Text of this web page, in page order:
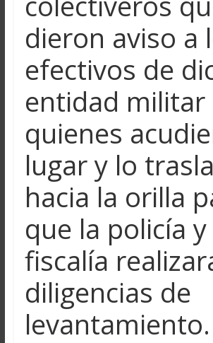
dieron aviso a
efectivos de
entidad militar
quienes
lugar y lo
hacia la orilla
que la policía y
fiscalía
diligencias de
levantamiento.